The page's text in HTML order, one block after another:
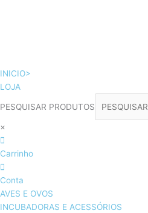
INICIO>
LOJA
PESQUISAR PRODUTOS
×
Carrinho
Conta
AVES E OVOS
INCUBADORAS E ACESSÓRIOS